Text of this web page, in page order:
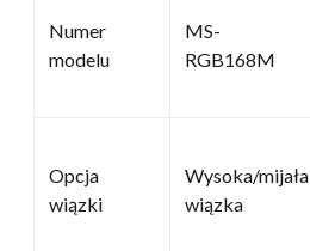
Numer
modelu
MS-
RGB168M
Opcja
wiązki
Wysoka/mijała
wiązka